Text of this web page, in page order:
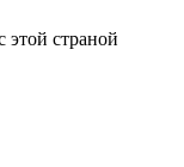
этой страной